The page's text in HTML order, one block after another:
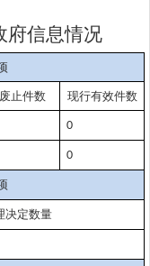
府信息情况
止件数 现行有效件数
0
0
决定数量